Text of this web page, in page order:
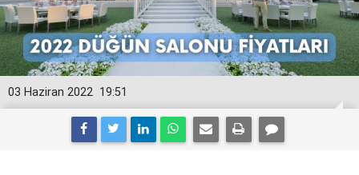
19:51
03 Haziran 2022